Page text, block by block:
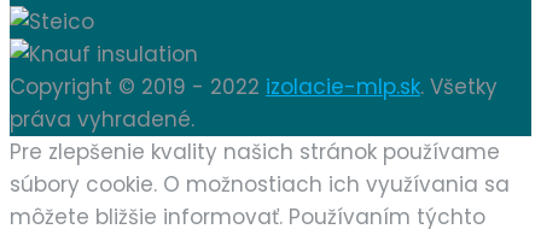
Copyright © 2019 - 2022 izolacie-mlp.sk. Všetky
práva vyhradené.
Pre zlepšenie kvality našich stránok používame
súbory cookie. O možnostiach ich využívania sa
môžete bližšie informovať. Používaním týchto